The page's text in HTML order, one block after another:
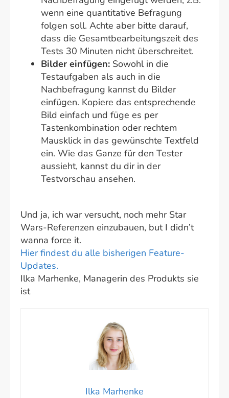
wenn eine quantitative Befragung
folgen soll. Achte aber bitte darauf,
dass die Gesamtbearbeitungszeit des
Tests 30 Minuten nicht überschreitet.
Bilder einfügen: Sowohl in die
Testaufgaben als auch in die
Nachbefragung kannst du Bilder
einfügen. Kopiere das entsprechende
Bild einfach und füge es per
Tastenkombination oder rechtem
Mausklick in das gewünschte Textfeld
ein. Wie das Ganze für den Tester
aussieht, kannst du dir in der
Testvorschau ansehen.
Und ja, ich war versucht, noch mehr Star
Wars-Referenzen einzubauen, but I didn’t
wanna force it.
Hier findest du alle bisherigen Feature-
Updates.
Ilka Marhenke, Managerin des Produkts sie
ist
Ilka Marhenke